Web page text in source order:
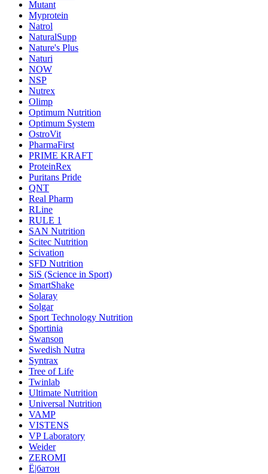
Mutant
Myprotein
Natrol
NaturalSupp
Nature's Plus
Naturi
NOW
NSP
Nutrex
Olimp
Optimum Nutrition
Optimum System
OstroVit
PharmaFirst
PRIME KRAFT
ProteinRex
Puritans Pride
QNT
Real Pharm
RLine
RULE 1
SAN Nutrition
Scitec Nutrition
Scivation
SFD Nutrition
SiS (Science in Sport)
SmartShake
Solaray
Solgar
Sport Technology Nutrition
Sportinia
Swanson
Swedish Nutra
Syntrax
Tree of Life
Twinlab
Ultimate Nutrition
Universal Nutrition
VAMP
VISTENS
VP Laboratory
Weider
ZEROMI
Ё|батон